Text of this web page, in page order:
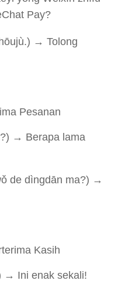
Pay?
→ Tolong
Pesanan
→ Berapa lama
de dìngdān ma?) →
Kasih
→ Ini enak sekali!